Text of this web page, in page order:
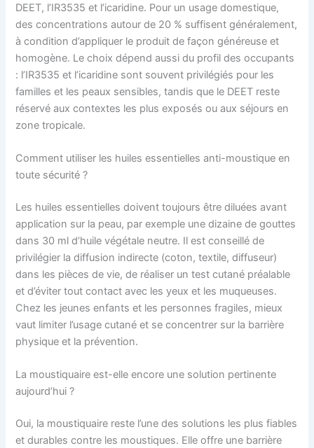
DEET, l’IR3535 et l’icaridine. Pour un usage domestique,
des concentrations autour de 20 % suffisent généralement,
à condition d’appliquer le produit de façon généreuse et
homogène. Le choix dépend aussi du profil des occupants
: l’IR3535 et l’icaridine sont souvent privilégiés pour les
familles et les peaux sensibles, tandis que le DEET reste
réservé aux contextes les plus exposés ou aux séjours en
zone tropicale.
Comment utiliser les huiles essentielles anti-moustique en
toute sécurité ?
Les huiles essentielles doivent toujours être diluées avant
application sur la peau, par exemple une dizaine de gouttes
dans 30 ml d’huile végétale neutre. Il est conseillé de
privilégier la diffusion indirecte (coton, textile, diffuseur)
dans les pièces de vie, de réaliser un test cutané préalable
et d’éviter tout contact avec les yeux et les muqueuses.
Chez les jeunes enfants et les personnes fragiles, mieux
vaut limiter l’usage cutané et se concentrer sur la barrière
physique et la prévention.
La moustiquaire est-elle encore une solution pertinente
aujourd’hui ?
Oui, la moustiquaire reste l’une des solutions les plus fiables
et durables contre les moustiques. Elle offre une barrière